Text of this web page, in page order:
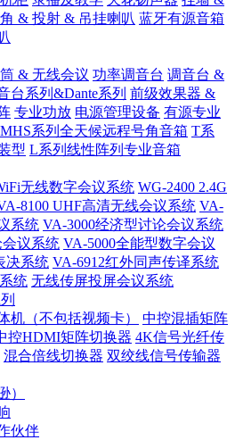
& 投射 & 吊挂喇叭 蓝牙有源音箱
& 无线会议 功率调音台 调音台 &
台系列&Dante系列 前级效果器 &
专业功放 电源管理设备 有源专业
MHS系列全天候远程号角音箱 T系
型 L系列线性阵列专业音箱
无线数字会议系统 WG-2400 2.4G
8100 UHF高清无线会议系统 VA-
系统 VA-3000经济型讨论会议系统
会议系统 VA-5000全能型数字会议
决系统 VA-6912红外同声传译系统
统 无线传屏投屏会议系统
机（不包括视频卡）
中控混插矩阵
控HDMI矩阵切换器 4K信号光纤传
混合倍线切换器 双绞线信号传输器
）
伙伴